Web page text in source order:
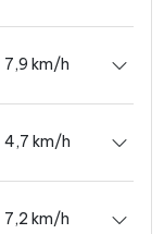
7,9 km/h
4,7 km/h
7,2 km/h